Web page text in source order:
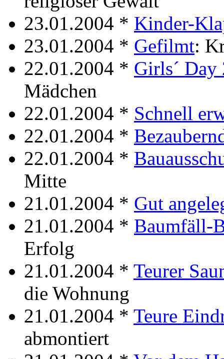
23.01.2004 * Kinder-
23.01.2004 * Gefilmt:
22.01.2004 * Girls´ Day
Mädchen
22.01.2004 * Schnell
22.01.2004 *
22.01.2004 *
Mitte
21.01.2004 * Gut
21.01.2004 * Baumfäll-
Erfolg
21.01.2004 * Teurer
die Wohnung
21.01.2004 * Teure
abmontiert